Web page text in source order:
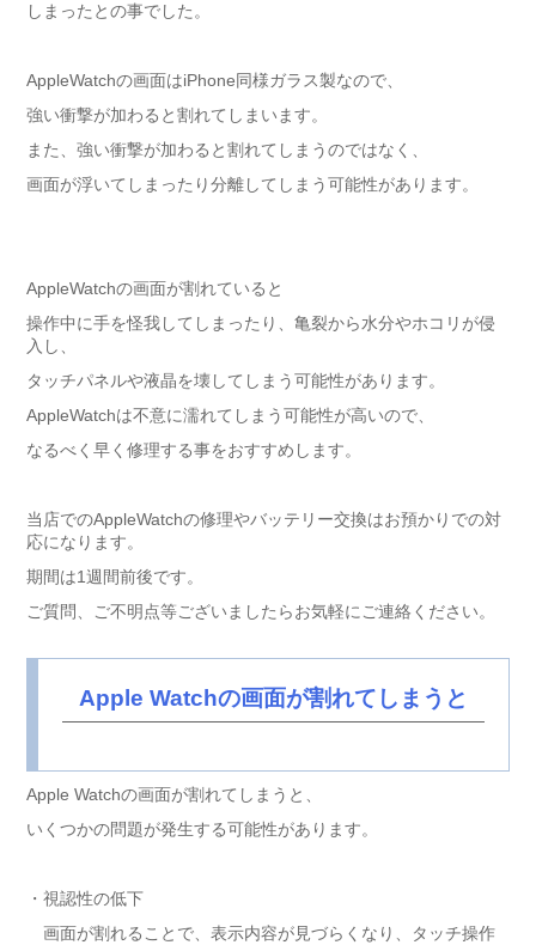
しまったとの事でした。
AppleWatchの画面はiPhone同様ガラス製なので、
強い衝撃が加わると割れてしまいます。
また、強い衝撃が加わると割れてしまうのではなく、
画面が浮いてしまったり分離してしまう可能性があります。
AppleWatchの画面が割れていると
操作中に手を怪我してしまったり、亀裂から水分やホコリが侵
入し、
タッチパネルや液晶を壊してしまう可能性があります。
AppleWatchは不意に濡れてしまう可能性が高いので、
なるべく早く修理する事をおすすめします。
当店でのAppleWatchの修理やバッテリー交換はお預かりでの対
応になります。
期間は1週間前後です。
ご質問、ご不明点等ございましたらお気軽にご連絡ください。
Apple Watchの画面が割れてしまうと
Apple Watchの画面が割れてしまうと、
いくつかの問題が発生する可能性があります。
・視認性の低下
画面が割れることで、表示内容が見づらくなり、タッチ操作